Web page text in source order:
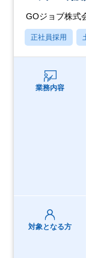
GOジョブ株式
正社員採用
業務内容
対象となる方